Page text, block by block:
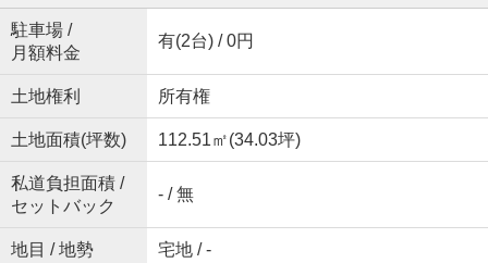
駐車場 /
月額料金
有(2台) / 0円
土地権利 所有権
土地面積(坪数) 112.51㎡(34.03坪)
私道負担面積 /
セットバック
- / 無
地目 / 地勢 宅地 / -